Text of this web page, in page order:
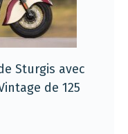
Sturgis avec
de 125